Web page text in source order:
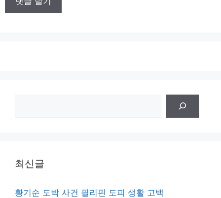
최신글
황기순 도박 사건 필리핀 도피 생활 고백